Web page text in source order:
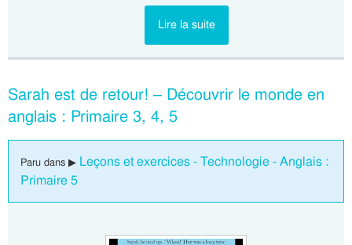
Lire la suite
Sarah est de retour! – Découvrir le monde en
anglais : Primaire 3, 4, 5
Paru dans ▶ Leçons et exercices - Technologie - Anglais :
Primaire 5